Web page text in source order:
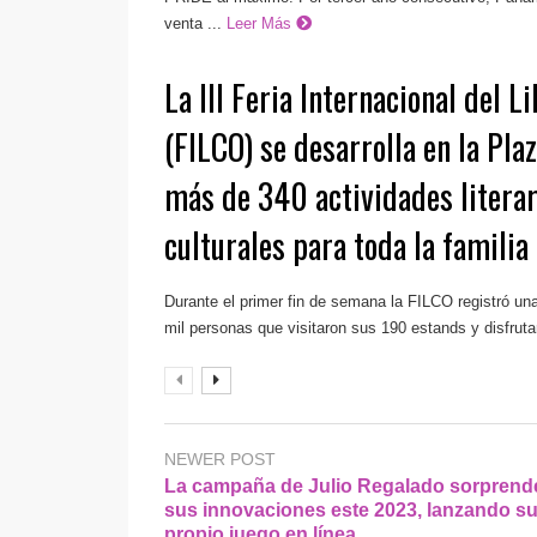
venta ...
Leer Más
La III Feria Internacional del
(FILCO) se desarrolla en la
más de 340 actividades
culturales para toda la familia
Durante el primer fin de semana la FILCO registró
mil personas que visitaron sus 190 estands y
NEWER POST
La campaña de Julio Regalado
sus innovaciones este 2023, lanzando su